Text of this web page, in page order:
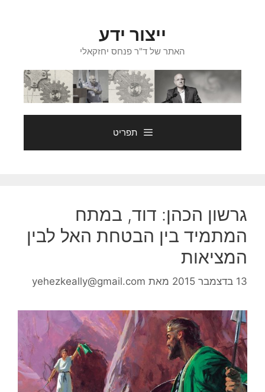
ייצור ידע
האתר של ד"ר פנחס יחזקאלי
תפריט
גרשון הכהן: דוד, במתח
המתמיד בין הבטחת האל לבין
המציאות
13 בדצמבר 2015 מאת yehezkeally@gmail.com